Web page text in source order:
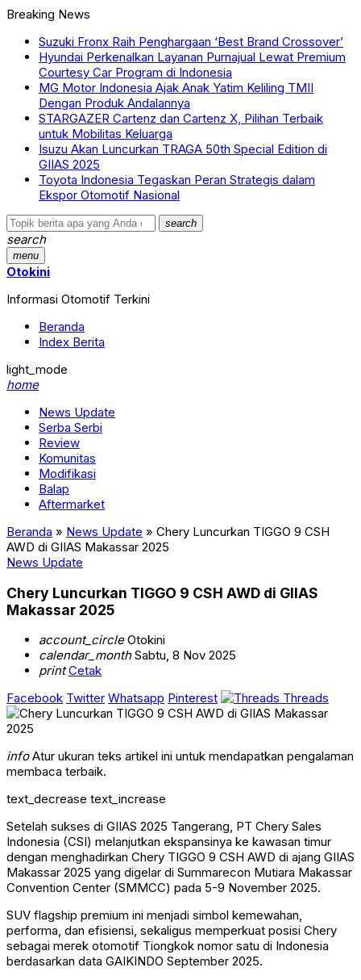
Breaking News
Suzuki Fronx Raih Penghargaan ‘Best Brand Crossover’
Hyundai Perkenalkan Layanan Purnajual Lewat Premium
Courtesy Car Program di Indonesia
MG Motor Indonesia Ajak Anak Yatim Keliling TMII
Dengan Produk Andalannya
STARGAZER Cartenz dan Cartenz X, Pilihan Terbaik
untuk Mobilitas Keluarga
Isuzu Akan Luncurkan TRAGA 50th Special Edition di
GIIAS 2025
Toyota Indonesia Tegaskan Peran Strategis dalam
Ekspor Otomotif Nasional
search
search
menu
Otokini
Informasi Otomotif Terkini
Beranda
Index Berita
light_mode
home
News Update
Serba Serbi
Review
Komunitas
Modifikasi
Balap
Aftermarket
Beranda » News Update » Chery Luncurkan TIGGO 9 CSH
AWD di GIIAS Makassar 2025
News Update
Chery Luncurkan TIGGO 9 CSH AWD di GIIAS
Makassar 2025
account_circleOtokini
calendar_monthSabtu, 8 Nov 2025
print Cetak
Facebook Twitter Whatsapp Pinterest Threads
infoAtur ukuran teks artikel ini untuk mendapatkan pengalaman
membaca terbaik.
text_decrease text_increase
Setelah sukses di GIIAS 2025 Tangerang, PT Chery Sales
Indonesia (CSI) melanjutkan ekspansinya ke kawasan timur
dengan menghadirkan Chery TIGGO 9 CSH AWD di ajang GIIAS
Makassar 2025 yang digelar di Summarecon Mutiara Makassar
Convention Center (SMMCC) pada 5-9 November 2025.
SUV flagship premium ini menjadi simbol kemewahan,
performa, dan efisiensi, sekaligus memperkuat posisi Chery
sebagai merek otomotif Tiongkok nomor satu di Indonesia
berdasarkan data GAIKINDO September 2025.